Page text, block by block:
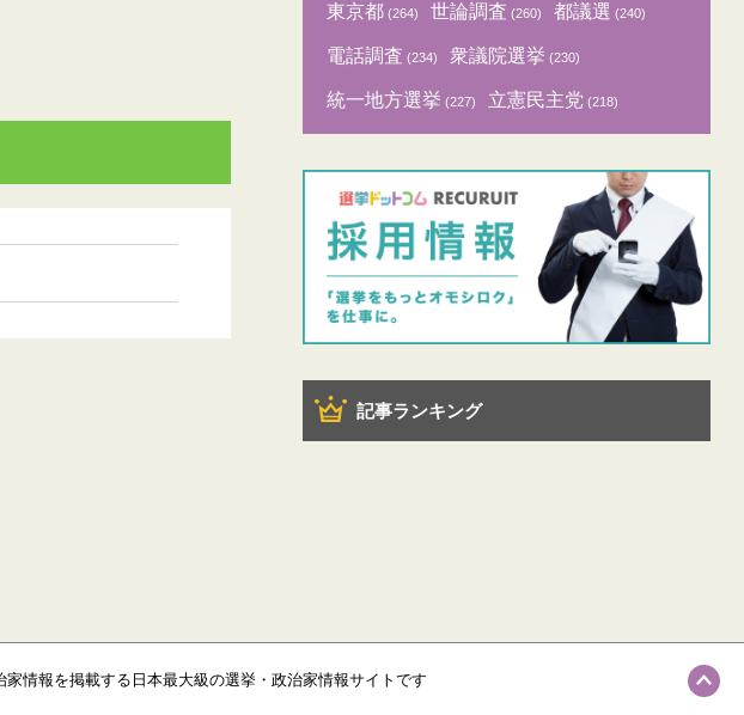
東京都 (264) 世論調査 (260) 都議選 (240)
電話調査 (234) 衆議院選挙 (230)
統一地方選挙 (227) 立憲民主党 (218)
記事ランキング
情報を掲載する日本最大級の選挙・政治家情報サイトです